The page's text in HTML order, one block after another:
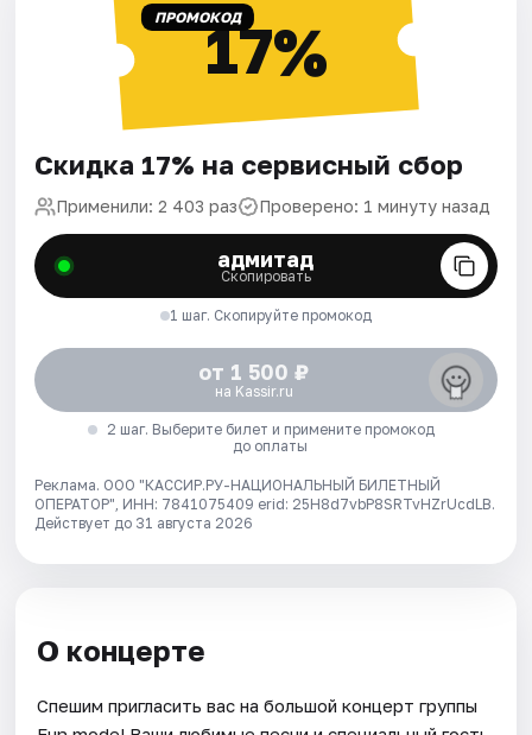
ПРОМОКОД17%
Скидка 17% на сервисный сбор
Применили: 2 403 раз Проверено: 1 минуту назад
адмитад
Скопировать
1 шаг. Скопируйте промокод
от 1 500 ₽
на Kassir.ru
2 шаг. Выберите билет и примените промокод
до оплаты
Реклама. ООО "КАССИР.РУ-НАЦИОНАЛЬНЫЙ БИЛЕТНЫЙ
ОПЕРАТОР", ИНН: 7841075409 erid: 25H8d7vbP8SRTvHZrUcdLB.
Действует до 31 августа 2026
О концерте
Спешим пригласить вас на большой концерт группы